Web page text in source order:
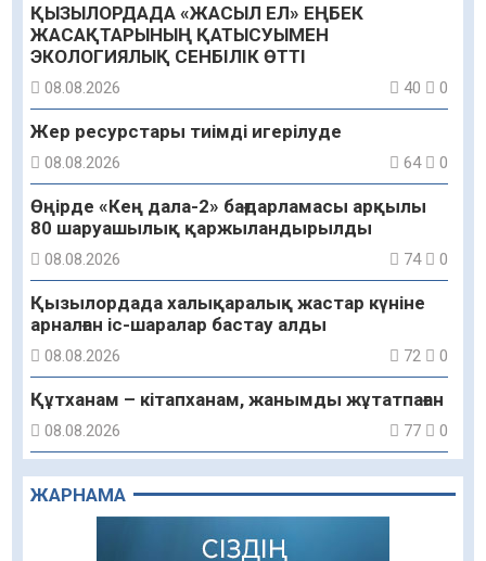
ҚЫЗЫЛОРДАДА «ЖАСЫЛ ЕЛ» ЕҢБЕК
ЖАСАҚТАРЫНЫҢ ҚАТЫСУЫМЕН
ЭКОЛОГИЯЛЫҚ СЕНБІЛІК ӨТТІ
08.08.2026 40 0
Жер ресурстары тиімді игерілуде
08.08.2026 64 0
Өңірде «Кең дала-2» бағдарламасы арқылы
80 шаруашылық қаржыландырылды
08.08.2026 74 0
Қызылордада халықаралық жастар күніне
арналған іс-шаралар бастау алды
08.08.2026 72 0
Құтханам – кітапханам, жанымды жұтатпаған
08.08.2026 77 0
Құрылыс қарқыны – қала дамуының айғағы
08.08.2026
Зәулім ғимараттарда туған жерді түлеткен
ЖАРНАМА